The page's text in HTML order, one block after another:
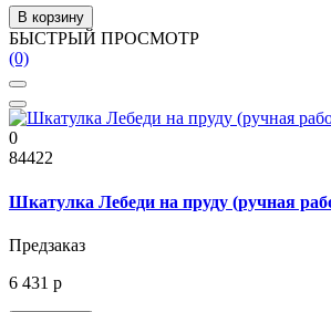
В корзину
БЫСТРЫЙ ПРОСМОТР
(0)
0
84422
Шкатулка Лебеди на пруду (ручная
Предзаказ
6 431 р